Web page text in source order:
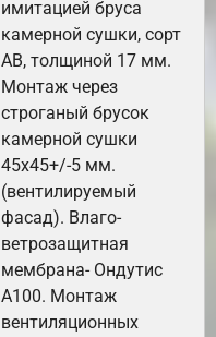
имитацией бруса
камерной сушки, сорт
АВ, толщиной 17 мм.
Монтаж через
строганый брусок
камерной сушки
45х45+/-5 мм.
(вентилируемый
фасад). Влаго-
ветрозащитная
мембрана- Ондутис
А100. Монтаж
вентиляционных